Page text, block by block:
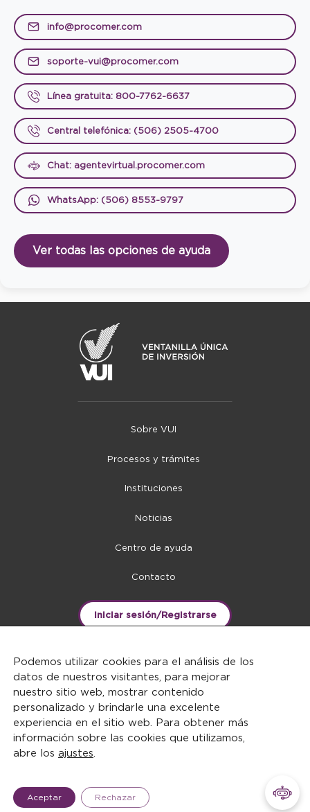
info@procomer.com
soporte-vui@procomer.com
Línea gratuita: 800-7762-6637
Central telefónica: (506) 2505-4700
Chat: agentevirtual.procomer.com
WhatsApp: (506) 8553-9797
Ver todas las opciones de ayuda
Sobre VUI
Procesos y trámites
Instituciones
Noticias
Centro de ayuda
Contacto
Iniciar sesión/Registrarse
DERECHOS RESERVADOS ©2026
Podemos utilizar cookies para el análisis de los
datos de nuestros visitantes, para mejorar
nuestro sitio web, mostrar contenido
personalizado y brindarle una excelente
experiencia en el sitio web. Para obtener más
información sobre las cookies que utilizamos,
abre los ajustes.
Aceptar Rechazar